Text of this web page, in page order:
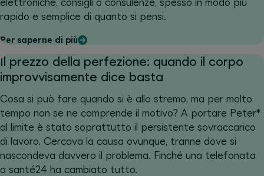
elettroniche, consigli o consulenze, spesso in modo più
rapido e semplice di quanto si pensi.
Per saperne di più
Il prezzo della perfezione: quando il corpo
improvvisamente dice basta
Cosa si può fare quando si è allo stremo, ma per molto
tempo non se ne comprende il motivo? A portare Peter*
al limite è stato soprattutto il persistente sovraccarico
di lavoro. Cercava la causa ovunque, tranne dove si
nascondeva davvero il problema. Finché una telefonata
a santé24 ha cambiato tutto.